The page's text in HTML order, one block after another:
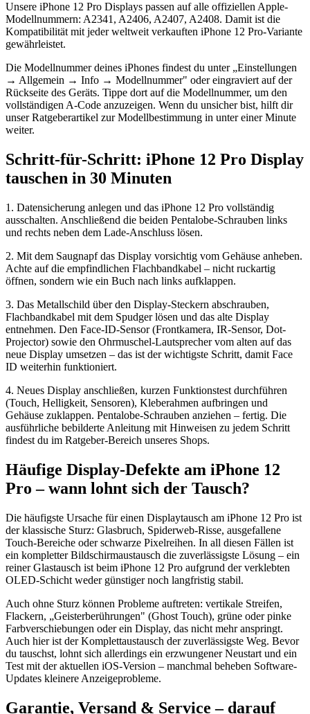
Unsere iPhone 12 Pro Displays passen auf alle offiziellen Apple-
Modellnummern: A2341, A2406, A2407, A2408. Damit ist die
Kompatibilität mit jeder weltweit verkauften iPhone 12 Pro-Variante
gewährleistet.
Die Modellnummer deines iPhones findest du unter „Einstellungen
→ Allgemein → Info → Modellnummer" oder eingraviert auf der
Rückseite des Geräts. Tippe dort auf die Modellnummer, um den
vollständigen A-Code anzuzeigen. Wenn du unsicher bist, hilft dir
unser Ratgeberartikel zur Modellbestimmung in unter einer Minute
weiter.
Schritt-für-Schritt: iPhone 12 Pro Display
tauschen in 30 Minuten
1. Datensicherung anlegen und das iPhone 12 Pro vollständig
ausschalten. Anschließend die beiden Pentalobe-Schrauben links
und rechts neben dem Lade-Anschluss lösen.
2. Mit dem Saugnapf das Display vorsichtig vom Gehäuse anheben.
Achte auf die empfindlichen Flachbandkabel – nicht ruckartig
öffnen, sondern wie ein Buch nach links aufklappen.
3. Das Metallschild über den Display-Steckern abschrauben,
Flachbandkabel mit dem Spudger lösen und das alte Display
entnehmen. Den Face-ID-Sensor (Frontkamera, IR-Sensor, Dot-
Projector) sowie den Ohrmuschel-Lautsprecher vom alten auf das
neue Display umsetzen – das ist der wichtigste Schritt, damit Face
ID weiterhin funktioniert.
4. Neues Display anschließen, kurzen Funktionstest durchführen
(Touch, Helligkeit, Sensoren), Kleberahmen aufbringen und
Gehäuse zuklappen. Pentalobe-Schrauben anziehen – fertig. Die
ausführliche bebilderte Anleitung mit Hinweisen zu jedem Schritt
findest du im Ratgeber-Bereich unseres Shops.
Häufige Display-Defekte am iPhone 12
Pro – wann lohnt sich der Tausch?
Die häufigste Ursache für einen Displaytausch am iPhone 12 Pro ist
der klassische Sturz: Glasbruch, Spiderweb-Risse, ausgefallene
Touch-Bereiche oder schwarze Pixelreihen. In all diesen Fällen ist
ein kompletter Bildschirmaustausch die zuverlässigste Lösung – ein
reiner Glastausch ist beim iPhone 12 Pro aufgrund der verklebten
OLED-Schicht weder günstiger noch langfristig stabil.
Auch ohne Sturz können Probleme auftreten: vertikale Streifen,
Flackern, „Geisterberührungen" (Ghost Touch), grüne oder pinke
Farbverschiebungen oder ein Display, das nicht mehr anspringt.
Auch hier ist der Komplettaustausch der zuverlässigste Weg. Bevor
du tauschst, lohnt sich allerdings ein erzwungener Neustart und ein
Test mit der aktuellen iOS-Version – manchmal beheben Software-
Updates kleinere Anzeigeprobleme.
Garantie, Versand & Service – darauf